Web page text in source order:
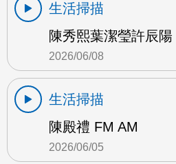
生活掃描
陳秀熙葉潔瑩許辰陽
2026/06/08
生活掃描
陳殿禮 FM AM
2026/06/05